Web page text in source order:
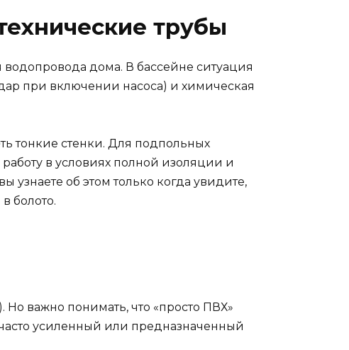
трубы
дома. В бассейне ситуация
при включении насоса) и химическая
тонкие стенки. Для подпольных
в условиях полной изоляции и
узнаете об этом только когда увидите,
болото.
важно понимать, что «просто ПВХ»
усиленный или предназначенный